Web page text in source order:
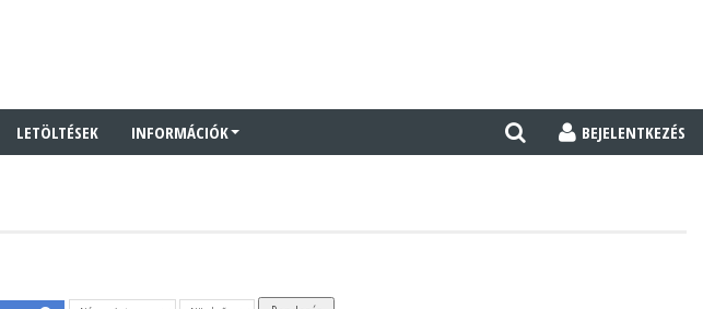
LETÖLTÉSEK INFORMÁCIÓK BEJELENTKEZÉS